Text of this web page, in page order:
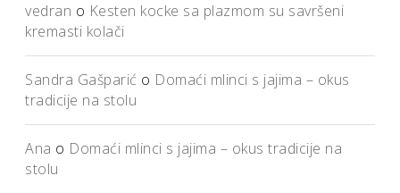
vedran o Kesten kocke sa plazmom su savršeni
kremasti kolači
Sandra Gašparić o Domaći mlinci s jajima – okus
tradicije na stolu
Ana o Domaći mlinci s jajima – okus tradicije na
stolu